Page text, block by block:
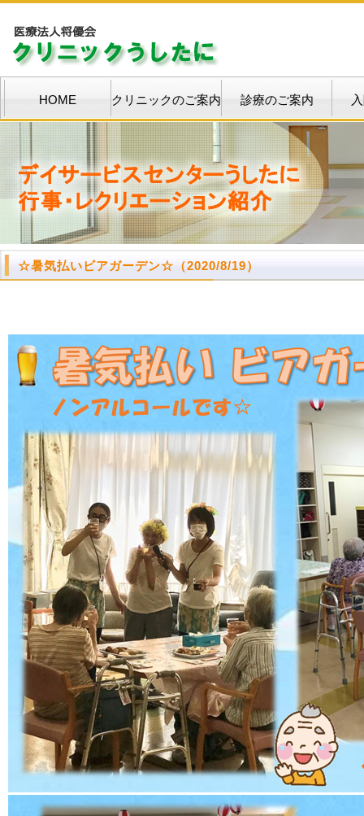
HOME クリニックのご案内 診療のご案内
☆暑気払いビアガーデン☆ （2020/8/19）